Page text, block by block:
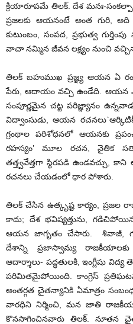
క్రియారూపమే తిలక్. దేశ మనః-
ప్రజలకు ఆయనంటే అంత గురి,
కుటుంబం, సంపద, ప్రభుత్వ
వాచా నమ్మిన జీవన లక్ష్యం నుంచి
తిలక్ బహుముఖ ప్రజ్ఞ్య ఆయన ఏ
పేరు, ఆదాయం వచ్చి ఉండేది. ఆయన
సంపూర్ణమైన చట్ట పరిజ్ఞ్యానం
విద్వాంసుడు, ఆయన
గ్రంథాల పరిశోధనలో ఆయనకు
రహస్యం’ మూల రచన, నైతిక
తత్త్వవేత్తగా స్థిరపడి ఉండవచ్చు,
రచనలు చేయడంలో ధార పోశారు.
తిలక్ చేసిన ఉత్కృష్ట కార్యం, ప్రజల
కాదు; దేశ భవిష్యత్తును,
ఆయన జాగృతం చేసారు. శివాజీ,
దేశాన్ని ప్రజాస్వామ్య రాజకీయాలకు
ఆదార్శాలు- పద్ధతులకి, ఇంగ్లీషు
పరిమితమైపోయింది. కాంగ్రెస్
అంతర్గత చైతన్యానికి ఏమాత్రం
వారధిని నిర్మించి, మన జాతి రాజకీయ
కొనసాగించినవారు తిలక్. నూతన